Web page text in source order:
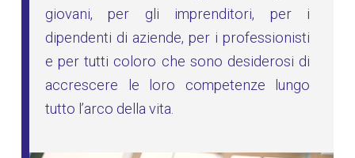
giovani, per gli imprenditori, per i
dipendenti di aziende, per i professionisti
e per tutti coloro che sono desiderosi di
accrescere le loro competenze lungo
tutto l’arco della vita.